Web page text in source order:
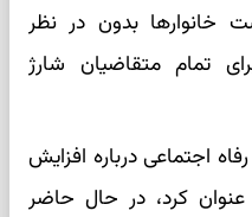
خانوارها بدون در نظر
تمام متقاضیان شارژ
اجتماعی درباره افزایش
کرد، در حال حاضر